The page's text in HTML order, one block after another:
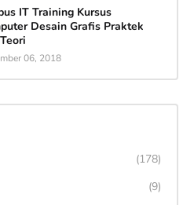
IT Training Kursus
Desain Grafis Praktek
06, 2018
(178)
(9)